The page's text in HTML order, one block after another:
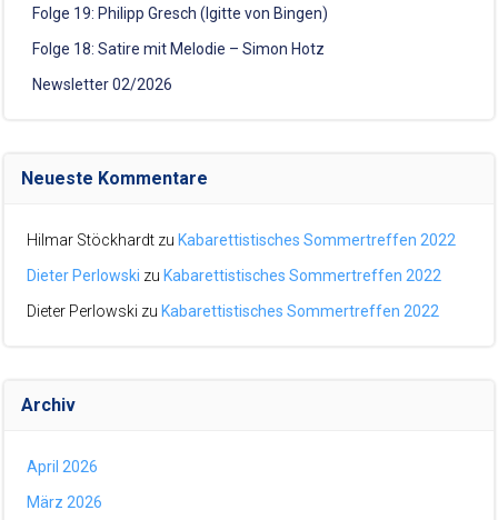
Folge 19: Philipp Gresch (Igitte von Bingen)
Folge 18: Satire mit Melodie – Simon Hotz
Newsletter 02/2026
Neueste Kommentare
Hilmar Stöckhardt zu Kabarettistisches Sommertreffen 2022
Dieter Perlowski zu Kabarettistisches Sommertreffen 2022
Dieter Perlowski zu Kabarettistisches Sommertreffen 2022
Archiv
April 2026
März 2026